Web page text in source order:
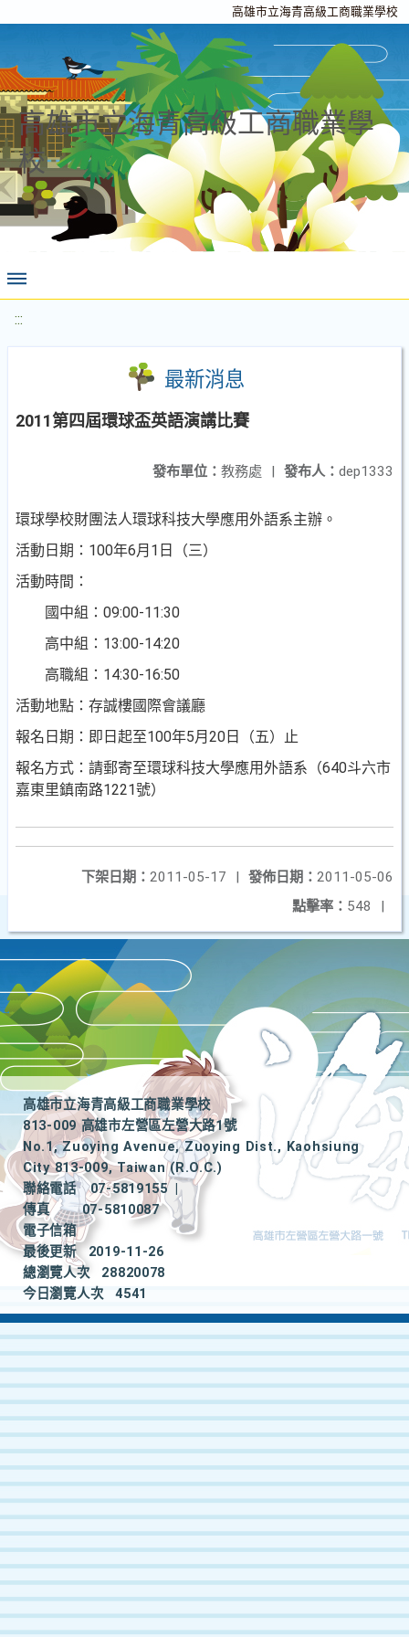
高雄市立海青高級工商職業學校
高雄市立海青高級工商職業學
校
:::
最新消息
2011第四屆環球盃英語演講比賽
發布人： dep1333
發布單位： 教務處 |
環球學校財團法人環球科技大學應用外語系主辦。
活動日期：100年6月1日（三）
活動時間：
國中組：09:00-11:30
高中組：13:00-14:20
高職組：14:30-16:50
活動地點：存誠樓國際會議廳
報名日期：即日起至100年5月20日（五）止
報名方式：請郵寄至環球科技大學應用外語系（640斗六市
嘉東里鎮南路1221號）
發佈日期： 2011-05-06
下架日期： 2011-05-17
|
點擊率： 548 |
高雄市立海青高級工商職業學校
813-009 高雄市左營區左營大路1號
No.1, Zuoying Avenue, Zuoying Dist., Kaohsiung
City 813-009, Taiwan (R.O.C.)
聯絡電話
07-5819155
|
傳真
07-5810087
電子信箱
最後更新
2019-11-26
總瀏覽人次
28820078
今日瀏覽人次
4541